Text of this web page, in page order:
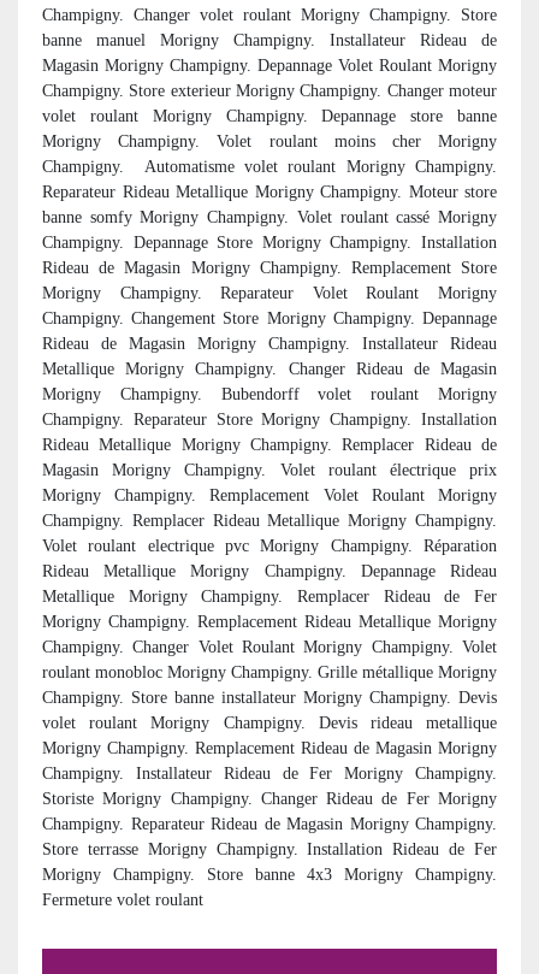
Champigny. Changer volet roulant Morigny Champigny. Store
banne manuel Morigny Champigny. Installateur Rideau de
Magasin Morigny Champigny. Depannage Volet Roulant Morigny
Champigny. Store exterieur Morigny Champigny. Changer moteur
volet roulant Morigny Champigny. Depannage store banne
Morigny Champigny. Volet roulant moins cher Morigny
Champigny. Automatisme volet roulant Morigny Champigny.
Reparateur Rideau Metallique Morigny Champigny. Moteur store
banne somfy Morigny Champigny. Volet roulant cassé Morigny
Champigny. Depannage Store Morigny Champigny. Installation
Rideau de Magasin Morigny Champigny. Remplacement Store
Morigny Champigny. Reparateur Volet Roulant Morigny
Champigny. Changement Store Morigny Champigny. Depannage
Rideau de Magasin Morigny Champigny. Installateur Rideau
Metallique Morigny Champigny. Changer Rideau de Magasin
Morigny Champigny. Bubendorff volet roulant Morigny
Champigny. Reparateur Store Morigny Champigny. Installation
Rideau Metallique Morigny Champigny. Remplacer Rideau de
Magasin Morigny Champigny. Volet roulant électrique prix
Morigny Champigny. Remplacement Volet Roulant Morigny
Champigny. Remplacer Rideau Metallique Morigny Champigny.
Volet roulant electrique pvc Morigny Champigny. Réparation
Rideau Metallique Morigny Champigny. Depannage Rideau
Metallique Morigny Champigny. Remplacer Rideau de Fer
Morigny Champigny. Remplacement Rideau Metallique Morigny
Champigny. Changer Volet Roulant Morigny Champigny. Volet
roulant monobloc Morigny Champigny. Grille métallique Morigny
Champigny. Store banne installateur Morigny Champigny. Devis
volet roulant Morigny Champigny. Devis rideau metallique
Morigny Champigny. Remplacement Rideau de Magasin Morigny
Champigny. Installateur Rideau de Fer Morigny Champigny.
Storiste Morigny Champigny. Changer Rideau de Fer Morigny
Champigny. Reparateur Rideau de Magasin Morigny Champigny.
Store terrasse Morigny Champigny. Installation Rideau de Fer
Morigny Champigny. Store banne 4x3 Morigny Champigny.
Fermeture volet roulant